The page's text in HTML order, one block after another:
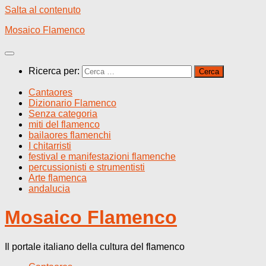
Salta al contenuto
Mosaico Flamenco
Ricerca per:
Cantaores
Dizionario Flamenco
Senza categoria
miti del flamenco
bailaores flamenchi
I chitarristi
festival e manifestazioni flamenche
percussionisti e strumentisti
Arte flamenca
andalucia
Mosaico Flamenco
Il portale italiano della cultura del flamenco